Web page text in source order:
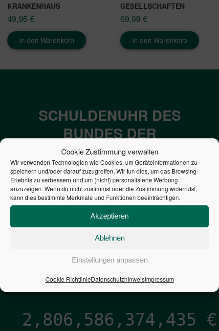
Cookie Zustimmung verwalten
Wir verwenden Technologien wie Cookies, um Geräteinformationen zu
speichern und/oder darauf zuzugreifen. Wir tun dies, um das Browsing-
Erlebnis zu verbessern und um (nicht) personalisierte Werbung
anzuzeigen. Wenn du nicht zustimmst oder die Zustimmung widerrufst,
kann dies bestimmte Merkmale und Funktionen beeinträchtigen.
Akzeptieren
Ablehnen
Einstellungen anpassen
Cookie RichtlinieDatenschutzhinweisImpressum
KRANKENHAUS
49,95 €
In den Warenkorb
GESELLSCHAFTEN
69,99 €
In den Warenkorb
SCHULDENUHR DES
BUNDES DER
STEUERZAHLER
7,052€
NEUVERSCHULDUNG
PRO SEKUNDE
2,806,586,375,669 €